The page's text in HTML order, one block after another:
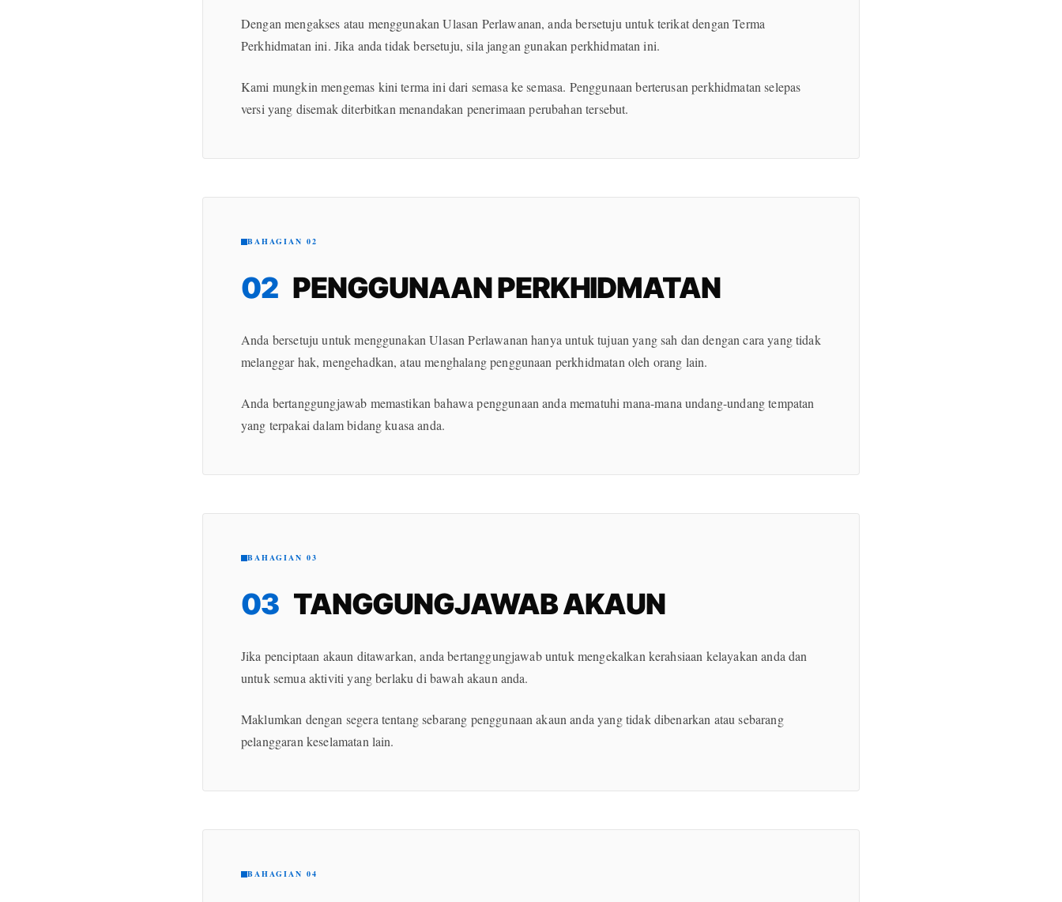
Dengan mengakses atau menggunakan Ulasan Perlawanan, anda bersetuju untuk terikat dengan Terma
Perkhidmatan ini. Jika anda tidak bersetuju, sila jangan gunakan perkhidmatan ini.
Kami mungkin mengemas kini terma ini dari semasa ke semasa. Penggunaan berterusan perkhidmatan selepas
versi yang disemak diterbitkan menandakan penerimaan perubahan tersebut.
BAHAGIAN 02
02 PENGGUNAAN PERKHIDMATAN
Anda bersetuju untuk menggunakan Ulasan Perlawanan hanya untuk tujuan yang sah dan dengan cara yang tidak
melanggar hak, mengehadkan, atau menghalang penggunaan perkhidmatan oleh orang lain.
Anda bertanggungjawab memastikan bahawa penggunaan anda mematuhi mana-mana undang-undang tempatan
yang terpakai dalam bidang kuasa anda.
BAHAGIAN 03
03 TANGGUNGJAWAB AKAUN
Jika penciptaan akaun ditawarkan, anda bertanggungjawab untuk mengekalkan kerahsiaan kelayakan anda dan
untuk semua aktiviti yang berlaku di bawah akaun anda.
Maklumkan dengan segera tentang sebarang penggunaan akaun anda yang tidak dibenarkan atau sebarang
pelanggaran keselamatan lain.
BAHAGIAN 04